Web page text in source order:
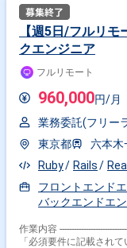
お持ちで、かつフロン
2024年7月リリースを予定しています。
TypeScript フレームワー
またはPostgreSQL(設計
は指定なし(MacOSまた
勤務地＞ 8月以降はお台場公園 ＜基本時間＞ コアタイム：
【週5日/フルリ
クエンジニア
フルリモート
960,000円/月
業務委託(フリー
東京都
六本木
Ruby
Rails
フロントエンド
バックエンドエ
作業内容
「必須要件に記載され